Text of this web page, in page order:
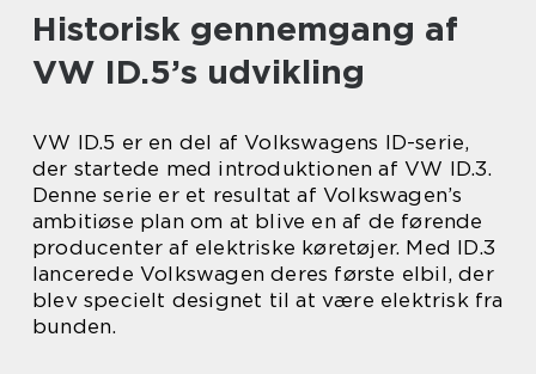
Historisk gennemgang af
VW ID.5’s udvikling
VW ID.5 er en del af Volkswagens ID-serie,
der startede med introduktionen af VW ID.3.
Denne serie er et resultat af Volkswagen’s
ambitiøse plan om at blive en af de førende
producenter af elektriske køretøjer. Med ID.3
lancerede Volkswagen deres første elbil, der
blev specielt designet til at være elektrisk fra
bunden.